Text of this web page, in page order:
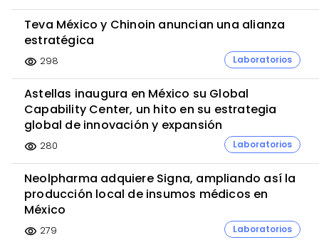
Teva México y Chinoin anuncian una alianza
estratégica
visibility 298 Laboratorios
Astellas inaugura en México su Global
Capability Center, un hito en su estrategia
global de innovación y expansión
visibility 280 Laboratorios
Neolpharma adquiere Signa, ampliando así la
producción local de insumos médicos en
México
visibility 279 Laboratorios